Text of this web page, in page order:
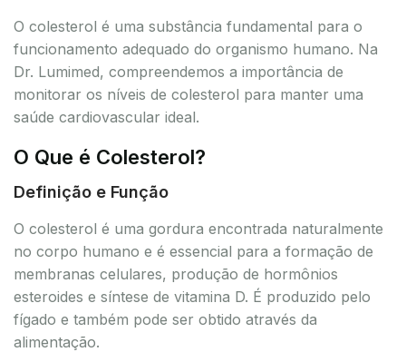
O colesterol é uma substância fundamental para o
funcionamento adequado do organismo humano. Na
Dr. Lumimed, compreendemos a importância de
monitorar os níveis de colesterol para manter uma
saúde cardiovascular ideal.
O Que é Colesterol?
Definição e Função
O colesterol é uma gordura encontrada naturalmente
no corpo humano e é essencial para a formação de
membranas celulares, produção de hormônios
esteroides e síntese de vitamina D. É produzido pelo
fígado e também pode ser obtido através da
alimentação.